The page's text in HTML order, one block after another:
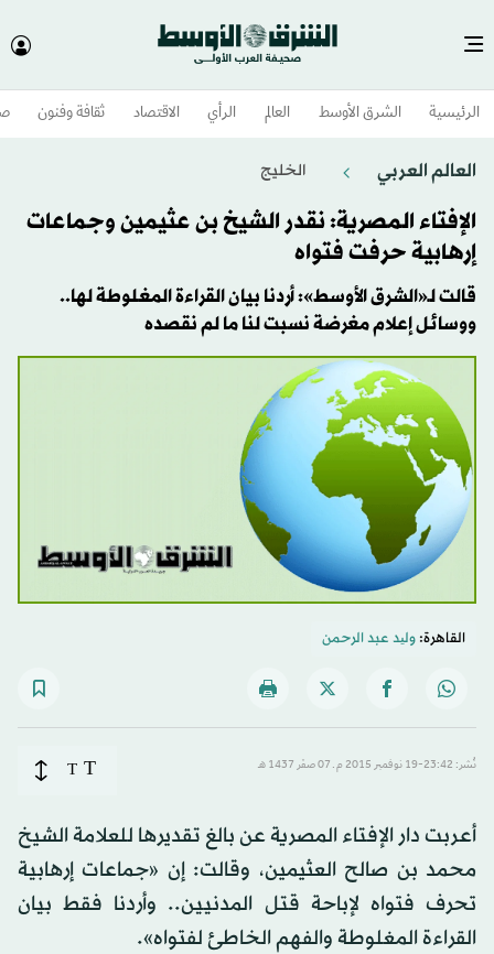
الرئيسية الشرق الأوسط​ العالم الرأي الاقتصاد ثقافة وفنون
العالم العربي الخليج
الإفتاء المصرية: نقدر الشيخ بن عثيمين وجماعات
إرهابية حرفت فتواه
قالت لـ«الشرق الأوسط»: أردنا بيان القراءة المغلوطة لها..
ووسائل إعلام مغرضة نسبت لنا ما لم نقصده
القاهرة:ولید عبد الرحمن
نُشر: 23:42-19 نوفمبر 2015 م ـ 07 صفَر 1437 هـ T
T
أعربت دار الإفتاء المصرية عن بالغ تقديرها للعلامة الشيخ
محمد بن صالح العثيمين، وقالت: إن «جماعات إرهابية
تحرف فتواه لإباحة قتل المدنيين.. وأردنا فقط بيان
القراءة المغلوطة والفهم الخاطئ لفتواه».